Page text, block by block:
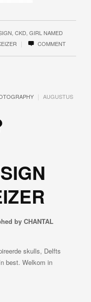
, CKD, GIRL NAMED
| COMMENT
| AUGUSTUS
by CHANTAL
skulls, Delfts
best. Welkom in